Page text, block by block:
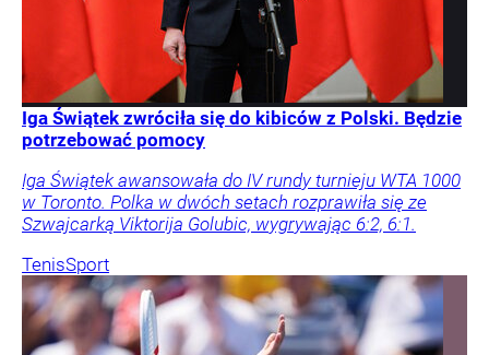
Iga Świątek zwróciła się do kibiców z Polski. Będzie
potrzebować pomocy
Iga Świątek awansowała do IV rundy turnieju WTA 1000
w Toronto. Polka w dwóch setach rozprawiła się ze
Szwajcarką Viktorija Golubic, wygrywając 6:2, 6:1.
TenisSport